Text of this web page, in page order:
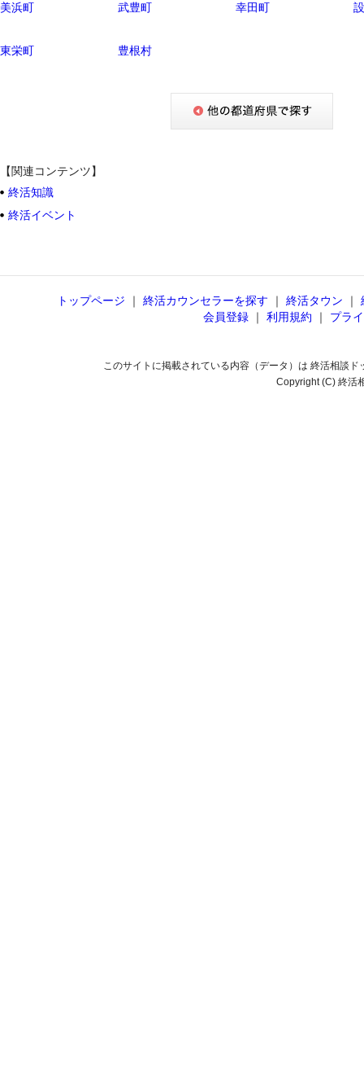
美浜町 武豊町 幸田町
東栄町 豊根村
【関連コンテンツ】
終活知識
終活イベント
トップページ ｜ 終活カウンセラーを探す ｜ 終活タウン ｜
会員登録 ｜ 利用規約 ｜ プラ
このサイトに掲載されている内容（データ）は 終活相談
Copyright (C) 終活